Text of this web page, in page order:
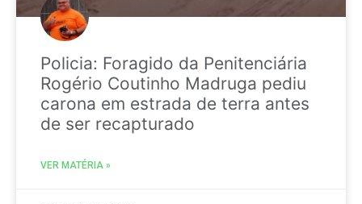
Policia: Foragido da Penitenciária
Rogério Coutinho Madruga pediu
carona em estrada de terra antes
de ser recapturado
VER MATÉRIA »